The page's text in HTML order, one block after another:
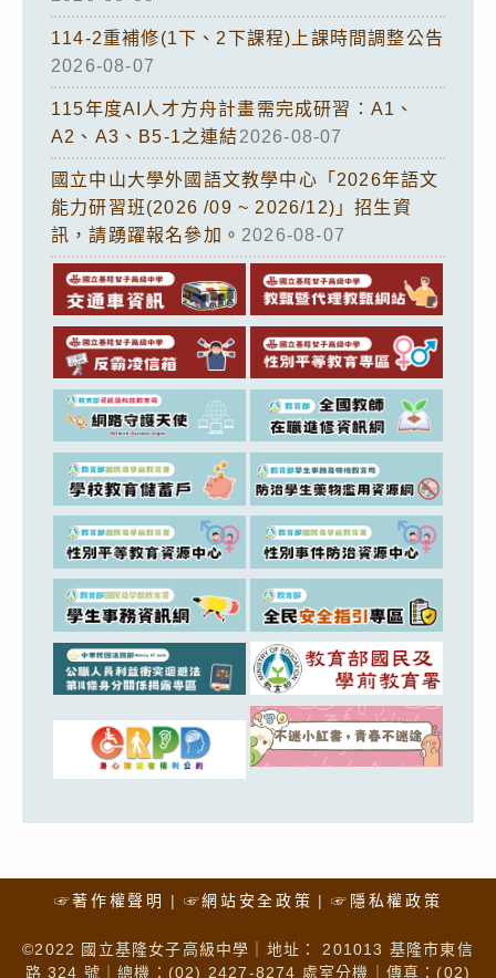
114-2重補修(1下、2下課程)上課時間調整公告
2026-08-07
115年度AI人才方舟計畫需完成研習：A1、
A2、A3、B5-1之連結2026-08-07
國立中山大學外國語文教學中心「2026年語文
能力研習班(2026 /09 ~ 2026/12)」招生資
訊，請踴躍報名參加。 2026-08-07
☞著作權聲明 ☞網站安全政策 ☞隱私權政策
©2022 國立基隆女子高級中學｜地址： 201013 基隆市東信
路 324 號｜總機：(02) 2427-8274 處室分機｜傳真：(02)